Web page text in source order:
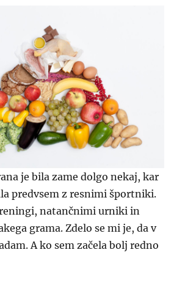
je bila zame dolgo nekaj, kar
predvsem z resnimi športniki.
natančnimi urniki in
grama. Zdelo se mi je, da v
A ko sem začela bolj redno